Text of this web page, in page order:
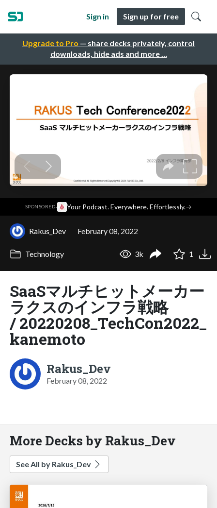
Upgrade to Pro — share decks privately, control
downloads, hide ads and more …
Sign in Sign up for free
SPONSORED· Your Podcast. Everywhere. Effortlessly.→
Rakus_Dev February 08, 2022
Technology 3k 1
SaaSマルチヒットメーカー
ラクスのインフラ戦略
/ 20220208_TechCon2022_
kanemoto
Rakus_Dev
February 08, 2022
More Decks by Rakus_Dev
See All by Rakus_Dev